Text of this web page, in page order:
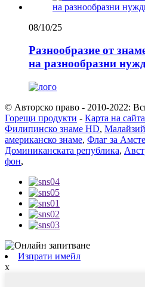
08/10/25
Разнообразие от
на разнообразни
© Авторско право - 2010-2022:
Горещи продукти - Карта на сайта
Филипинско знаме HD,
американско знаме, Флаг за
Доминиканската република,
фон,
Изпрати имейл
x